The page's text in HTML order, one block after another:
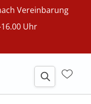
Vereinbarung
Uhr